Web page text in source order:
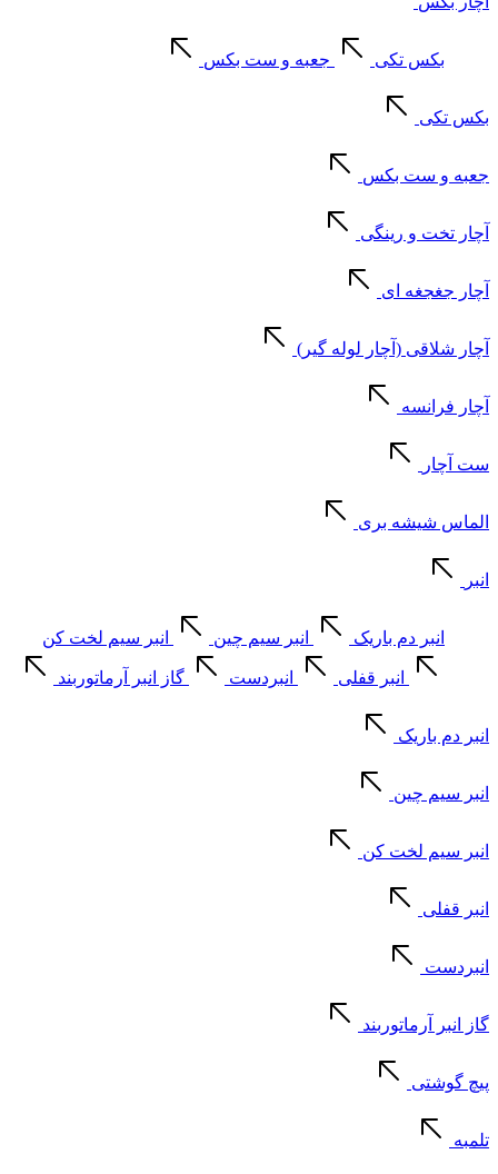
بکس تکی جعبه و ست بکس
بکس تکی
جعبه و ست بکس
آچار تخت و رینگی
آچار جغجغه ای
آچار شلاقی (آچار لوله گیر)
آچار فرانسه
ست آچار
الماس شیشه بری
انبر
انبر دم باریک انبر سیم چین انبر سیم لخت کن
انبر قفلی انبردست گاز انبر آرماتوربند
انبر دم باریک
انبر سیم چین
انبر سیم لخت کن
انبر قفلی
انبردست
گاز انبر آرماتوربند
پیچ گوشتی
تلمبه